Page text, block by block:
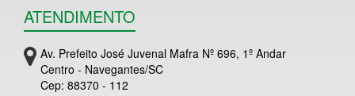
ATENDIMENTO
Av. Prefeito José Juvenal Mafra Nº 696, 1º Andar
Centro - Navegantes/SC
Cep: 88370 - 112